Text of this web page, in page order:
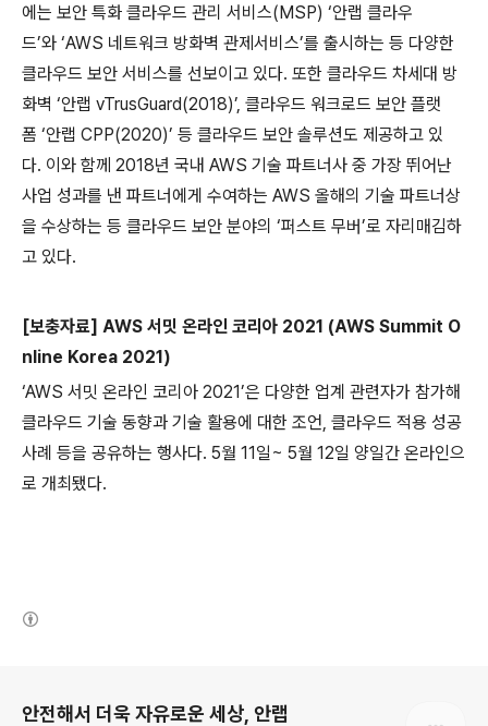
에는 보안 특화 클라우드 관리 서비스(MSP) ‘안랩 클라우
드’와 ‘AWS 네트워크 방화벽 관제서비스’를 출시하는 등 다양한
클라우드 보안 서비스를 선보이고 있다. 또한 클라우드 차세대 방
화벽 ‘안랩 vTrusGuard(2018)’, 클라우드 워크로드 보안 플랫
폼 ‘안랩 CPP(2020)’ 등 클라우드 보안 솔루션도 제공하고 있
다. 이와 함께 2018년 국내 AWS 기술 파트너사 중 가장 뛰어난
사업 성과를 낸 파트너에게 수여하는 AWS 올해의 기술 파트너상
을 수상하는 등 클라우드 보안 분야의 ‘퍼스트 무버’로 자리매김하
고 있다.
[보충자료] AWS 서밋 온라인 코리아 2021 (AWS Summit O
nline Korea 2021)
‘AWS 서밋 온라인 코리아 2021’은 다양한 업계 관련자가 참가해
클라우드 기술 동향과 기술 활용에 대한 조언, 클라우드 적용 성공
사례 등을 공유하는 행사다. 5월 11일 ~ 5월 12일 양일간 온라인으
로 개최됐다.
안전해서 더욱 자유로운 세상, 안랩